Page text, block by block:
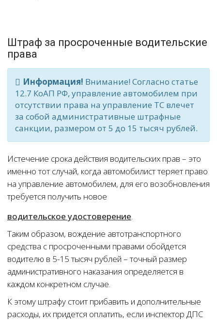
Штраф за просроченные водительские
права
Информация! Внимание! Согласно статье
12.7 КоАП РФ, управление автомобилем при
отсутствии права на управление ТС влечет
за собой административные штрафные
санкции, размером от 5 до 15 тысяч рублей.
Истечение срока действия водительских прав – это
именно тот случай, когда автомобилист теряет право
на управление автомобилем, для его возобновления
требуется получить новое
водительское удостоверение.
Таким образом, вождение автотранспортного
средства с просроченными правами обойдется
водителю в 5-15 тысяч рублей – точный размер
административного наказания определяется в
каждом конкретном случае.
К этому штрафу стоит прибавить и дополнительные
расходы, их придется оплатить, если инспектор ДПС